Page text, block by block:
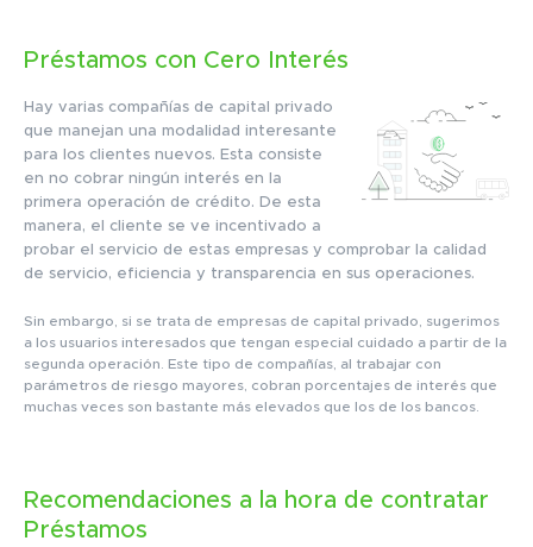
Préstamos con Cero Interés
Hay varias compañías de capital privado
que manejan una modalidad interesante
para los clientes nuevos. Esta consiste
en no cobrar ningún interés en la
primera operación de crédito. De esta
manera, el cliente se ve incentivado a
probar el servicio de estas empresas y comprobar la calidad
de servicio, eficiencia y transparencia en sus operaciones.
Sin embargo, si se trata de empresas de capital privado, sugerimos
a los usuarios interesados que tengan especial cuidado a partir de la
segunda operación. Este tipo de compañías, al trabajar con
parámetros de riesgo mayores, cobran porcentajes de interés que
muchas veces son bastante más elevados que los de los bancos.
Recomendaciones a la hora de contratar
Préstamos